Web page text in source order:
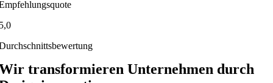
transformieren Unternehmen durch